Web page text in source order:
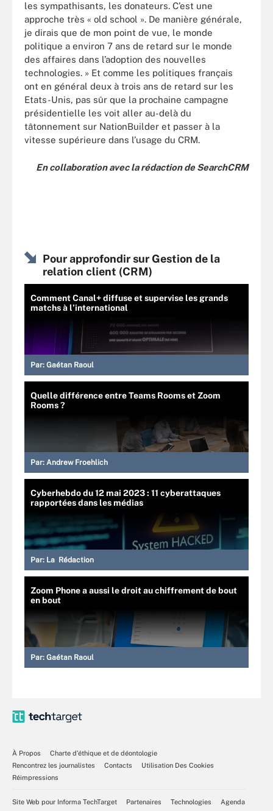
les sympathisants, les donateurs. C’est une
approche très « old school ». De manière générale,
je dirais que de mon point de vue, le monde
politique a environ 7 ans de retard sur le monde
des affaires dans l’adoption des nouvelles
technologies. » Et comme les politiques français
ont en général deux à trois ans de retard sur les
Etats-Unis, pas sûr que la prochaine campagne
présidentielle les voit aller au-delà du
tâtonnement sur NationBuilder et passer à la
vitesse supérieure dans l’usage du CRM.
En collaboration avec la rédaction de SearchCRM
Pour approfondir sur Gestion de la
relation client (CRM)
Comment Canal+ diffuse et supervise les grands
matchs à l’international
Par: Gaétan Raoul
Quelle différence entre Teams Rooms et Zoom
Rooms ?
Par: Andrew Froehlich
Cyberhebdo du 12 mai 2023 : 11 cyberattaques
rapportées dans les médias
Par: La Rédaction
Zoom Phone a aussi le droit au chiffrement de bout
en bout
Par: Gaétan Raoul
À Propos
Charte d’éthique et de déontologie
Rencontrez les journalistes
Contacts
Utilisation Des Cookies
Réimpressions
Site Web pour Informa TechTarget Partenaires Technologies
Agenda